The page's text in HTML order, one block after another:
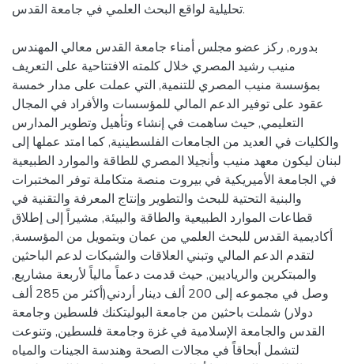
تحليلية لواقع البحث العلمي في جامعة القدس.
بدوره, ركز عضو مجلس أمناء جامعة القدس معالي المهندس
منيب رشيد المصري خلال كلمته الافتتاحية على التعريف
بمؤسسة منيب المصري للتنمية, التي عملت على مدار خمسة
عقود على توفير الدعم المالي للمؤسسات والأفراد في المجال
التعليمي, حيث ساهمت في إنشاء وتأهيل وتطوير المدارس
والكليات في العديد من الجامعات الفلسطينية, كما امتد عملها إلى
لبنان ليكون معهد منيب وأنجيلا المصري للطاقة والموارد الطبيعية
في الجامعة الأميريكية في بيروت منصة متكاملة توفر المختبرات
والبنية التحتية للبحث والتطوير وإنتاج المعرفة والتقنية في
قطاعات الموارد الطبيعية والطاقة والبيئة, مشيراً إلى إطلاق
أكاديمية القدس للبحث العلمي من عمان وبتمويل من المؤسسة,
لتقدم الدعم المالي وتبني العلاقات والشبكات لدعم الباحثين
والمبتكرين والرياديين, حيث قدمت دعماً مالياً لأربعة مشاريع,
وصل في مجموعه إلى 200 ألف دينار أردني(أكثر من 285 ألف
دولار) شملت باحثين من جامعة البوليتكنك فلسطين وجامعة
القدس والجامعة الإسلامية في غزة وجامعة فلسطين, وتنوعت
لتشمل أبحاقاً في مجالات الصحة وهندسة الجينات والمياه